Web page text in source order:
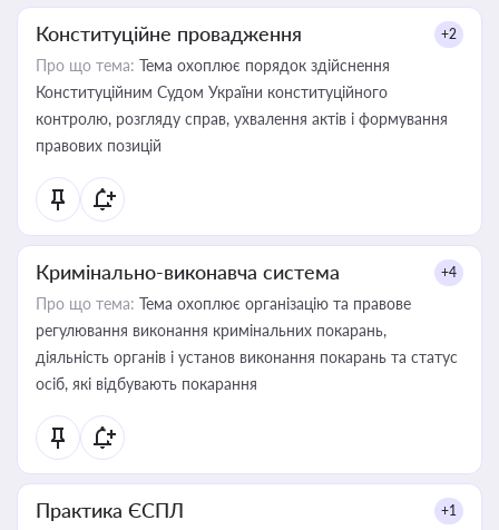
Конституційне провадження +2
Про що тема: Тема охоплює порядок здійснення
Конституційним Судом України конституційного
контролю, розгляду справ, ухвалення актів і формування
правових позицій
Кримінально-виконавча система +4
Про що тема: Тема охоплює організацію та правове
регулювання виконання кримінальних покарань,
діяльність органів і установ виконання покарань та статус
осіб, які відбувають покарання
Практика ЄСПЛ +1